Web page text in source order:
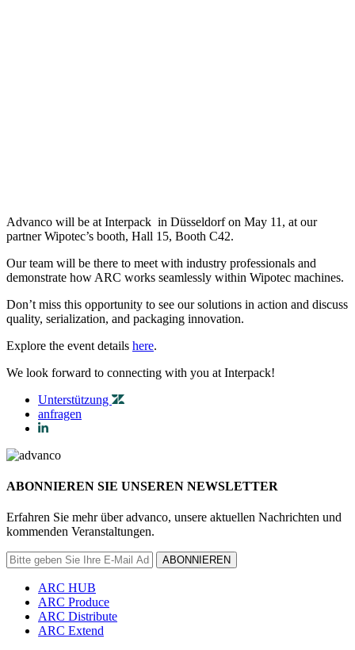
Advanco will be at Interpack in Düsseldorf on May 11, at our
partner Wipotec’s booth, Hall 15, Booth C42.
Our team will be there to meet with industry professionals and
demonstrate how ARC works seamlessly within Wipotec machines.
Don’t miss this opportunity to see our solutions in action and discuss
quality, serialization, and packaging innovation.
Explore the event details here.
We look forward to connecting with you at Interpack!
Unterstützung
anfragen
ABONNIEREN SIE UNSEREN NEWSLETTER
Erfahren Sie mehr über advanco, unsere aktuellen Nachrichten und
kommenden Veranstaltungen.
ABONNIEREN
ARC HUB
ARC Produce
ARC Distribute
ARC Extend